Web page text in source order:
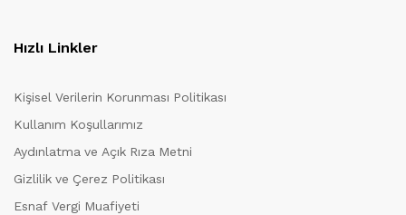
Hızlı Linkler
Kişisel Verilerin Korunması Politikası
Kullanım Koşullarımız
Aydınlatma ve Açık Rıza Metni
Gizlilik ve Çerez Politikası
Esnaf Vergi Muafiyeti